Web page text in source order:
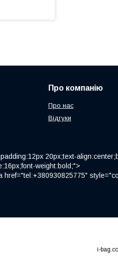
Про компанію
Про нас
Відгуки
20px;text-
weight:bold;">